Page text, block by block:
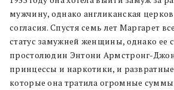
мужчину, однако англиканская
согласия. Спустя семь лет Маргарет
статус замужней женщины, однако ее
простолюдин Энтони Армстронг-
принцессы и наркотики, и
которые она тратила огромные суммы